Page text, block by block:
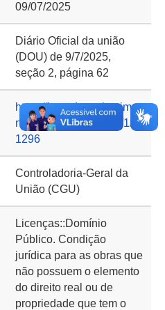
09/07/2025
Diário Oficial da união
(DOU) de 9/7/2025,
seção 2, página 62
https://basedeconhecime
nto.cgu.gov.br/handle/1/2
1296
Controladoria-Geral da
União (CGU)
Licenças::Domínio
Público. Condição
jurídica para as obras que
não possuem o elemento
do direito real ou de
propriedade que tem o